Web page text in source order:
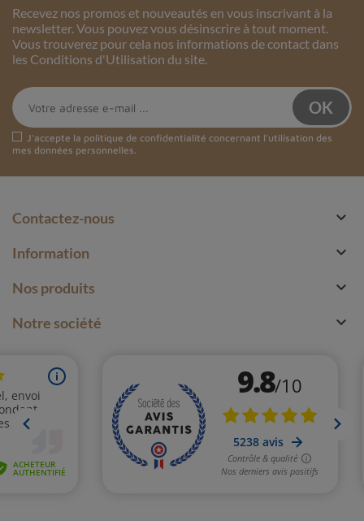
Recevez nos promos et nouveautés en vous inscrivant à la
newsletter. Vous pouvez vous désinscrire à tout moment.
Vous trouverez pour cela nos informations de contact dans
les Conditions d'Utilisation du site.
J'accepte la politique de confidentialité concernant l'utilisation des
mes données personnelles.
Contactez-nous 
Information 
Nos produits 
Notre société 